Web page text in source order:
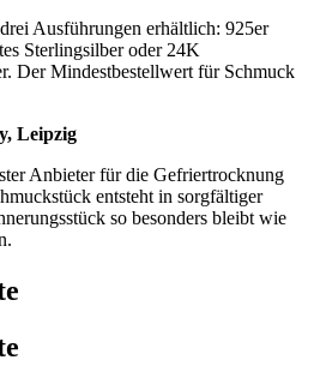
Ausführungen erhältlich: 925er
Sterlingsilber oder 24K
Der Mindestbestellwert für Schmuck
Leipzig
Anbieter für die Gefriertrocknung
entsteht in sorgfältiger
so besonders bleibt wie